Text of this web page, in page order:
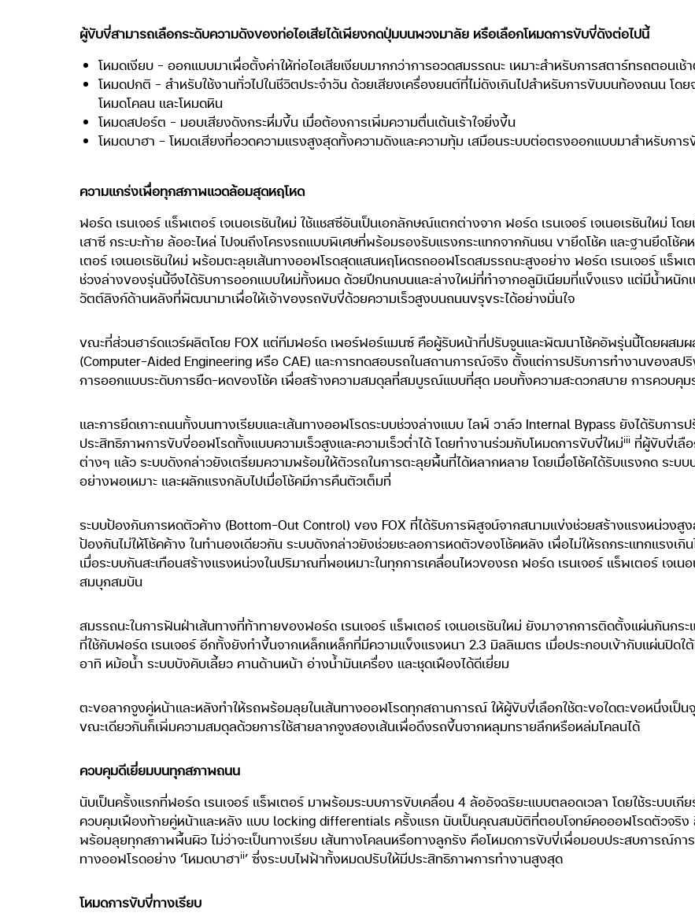
ผู้ขับขี่สามารถเลือกระดับความดังของท่อไอเสียได้เพียงกดปุ่มบนพวงมาลัย หรือเลือกโหมดการขับขี่ดังต่อไปนี้
โหมดเงียบ – ออกแบบมาเพื่อตั้งค่าให้ท่อไอเสียเงียบมากกว่าการอวดสมรรถนะ เหมาะสำหรับการสตาร์ทรถตอนเ
โหมดปกติ – สำหรับใช้งานทั่วไปในชีวิตประจำวัน ด้วยเสียงเครื่องยนต์ที่ไม่ดังเกินไปสำหรับการขับบนท้องถนน โด
โหมดโคลน และโหมดหิน
โหมดสปอร์ต – มอบเสียงดังกระหึ่มขึ้น เมื่อต้องการเพิ่มความตื่นเต้นเร้าใจยิ่งขึ้น
โหมดบาฮา – โหมดเสียงที่อวดความแรงสูงสุดทั้งความดังและความทุ้ม เสมือนระบบต่อตรงออกแบบมาสำหรับการ
ความแกร่งเพื่อทุกสภาพแวดล้อมสุดหฤโหด
ฟอร์ด เรนเจอร์ แร็พเตอร์ เจเนอเรชันใหม่ ใช้แชสซีอันเป็นเอกลักษณ์แตกต่างจาก ฟอร์ด เรนเจอร์ เจเนอเรชันใหม่ โ
เสาซี กระบะท้าย ล้ออะไหล่ ไปจนถึงโครงรถแบบพิเศษที่พร้อมรองรับแรงกระแทกจากกันชน ขายึดโช้ค และฐานยึดโช้
เตอร์ เจเนอเรชันใหม่ พร้อมตะลุยเส้นทางออฟโรดสุดแสนหฤโหดรถออฟโรดสมรรถนะสูงอย่าง ฟอร์ด เรนเจอร์ แร็พ
ช่วงล่างของรุ่นนี้จึงได้รับการออกแบบใหม่ทั้งหมด ด้วยปีกนกบนและล่างใหม่ที่ทำจากอลูมิเนียมที่แข็งแรง แต่มีน้ำหนัก
วัตต์ลิงก์ด้านหลังที่พัฒนามาเพื่อให้เจ้าของรถขับขี่ด้วยความเร็วสูงบนถนนขรุขระได้อย่างมั่นใจ
ขณะที่ส่วนฮาร์ดแวร์ผลิตโดย FOX แต่ทีมฟอร์ด เพอร์ฟอร์แมนซ์ คือผู้รับหน้าที่ปรับจูนและพัฒนาโช้คอัพรุ่นนี้โดยผสมผ
(Computer-Aided Engineering หรือ CAE) และการทดสอบรถในสถานการณ์จริง ตั้งแต่การปรับการทำงานของสป
การออกแบบระดับการยืด-หดของโช้ค เพื่อสร้างความสมดุลที่สมบูรณ์แบบที่สุด มอบทั้งความสะดวกสบาย การควบคุ
และการยึดเกาะถนนทั้งบนทางเรียบและเส้นทางออฟโรดระบบช่วงล่างแบบ ไลฟ์ วาล์ว Internal Bypass ยังได้รับกา
ประสิทธิภาพการขับขี่ออฟโรดทั้งแบบความเร็วสูงและความเร็วต่ำได้ โดยทำงานร่วมกับโหมดการขับขี่ใหม่iiiที่ผู้ขับขี่เลือ
ต่างๆ แล้ว ระบบดังกล่าวยังเตรียมความพร้อมให้ตัวรถในการตะลุยพื้นที่ได้หลากหลาย โดยเมื่อโช้คได้รับแรงกด ระบ
อย่างพอเหมาะ และผลักแรงกลับไปเมื่อโช้คมีการคืนตัวเต็มที่
ระบบป้องกันการหดตัวค้าง (Bottom-Out Control) ของ FOX ที่ได้รับการพิสูจน์จากสนามแข่งช่วยสร้างแรงหน่วงสู
ป้องกันไม่ให้โช้คค้าง ในทำนองเดียวกัน ระบบดังกล่าวยังช่วยชะลอการหดตัวของโช้คหลัง เพื่อไม่ให้รถกระแทกแรงเ
เมื่อระบบกันสะเทือนสร้างแรงหน่วงในปริมาณที่พอเหมาะในทุกการเคลื่อนไหวของรถ ฟอร์ด เรนเจอร์ แร็พเตอร์ เจเน
สมบุกสมบัน
สมรรถนะในการฟันฝ่าเส้นทางที่ท้าทายของฟอร์ด เรนเจอร์ แร็พเตอร์ เจเนอเรชันใหม่ ยังมาจากการติดตั้งแผ่นกันก
ที่ใช้กับฟอร์ด เรนเจอร์ อีกทั้งยังทำขึ้นจากเหล็กเหล็กที่มีความแข็งแรงหนา 2.3 มิลลิเมตร เมื่อประกอบเข้ากับแผ่นปิ
อาทิ หม้อน้ำ ระบบบังคับเลี้ยว คานด้านหน้า อ่างน้ำมันเครื่อง และชุดเฟืองได้ดีเยี่ยม
ตะขอลากจูงคู่หน้าและหลังทำให้รถพร้อมลุยในเส้นทางออฟโรดทุกสถานการณ์ ให้ผู้ขับขี่เลือกใช้ตะขอใดตะขอหนึ่งเป็
ขณะเดียวกันก็เพิ่มความสมดุลด้วยการใช้สายลากจูงสองเส้นเพื่อดึงรถขึ้นจากหลุมทรายลึกหรือหล่มโคลนได้
ควบคุมดีเยี่ยมบนทุกสภาพถนน
นับเป็นครั้งแรกที่ฟอร์ด เรนเจอร์ แร็พเตอร์ มาพร้อมระบบการขับเคลื่อน 4 ล้ออัจฉริยะแบบตลอดเวลา โดยใช้ระบบเกี
ควบคุมเฟืองท้ายคู่หน้าและหลัง แบบ locking differentials ครั้งแรก นับเป็นคุณสมบัติที่ตอบโจทย์คอออฟโรดตัวจริง สิ่
พร้อมลุยทุกสภาพพื้นผิว ไม่ว่าจะเป็นทางเรียบ เส้นทางโคลนหรือทางลูกรัง คือโหมดการขับขี่เพื่อมอบประสบการณ์ก
ทางออฟโรดอย่าง ‘โหมดบาฮาii’ ซึ่งระบบไฟฟ้าทั้งหมดปรับให้มีประสิทธิภาพการทำงานสูงสุด
โหมดการขับขี่ทางเรียบ